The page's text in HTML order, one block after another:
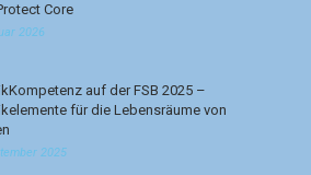
Core
2026
auf der FSB 2025 –
für die Lebensräume von
2025